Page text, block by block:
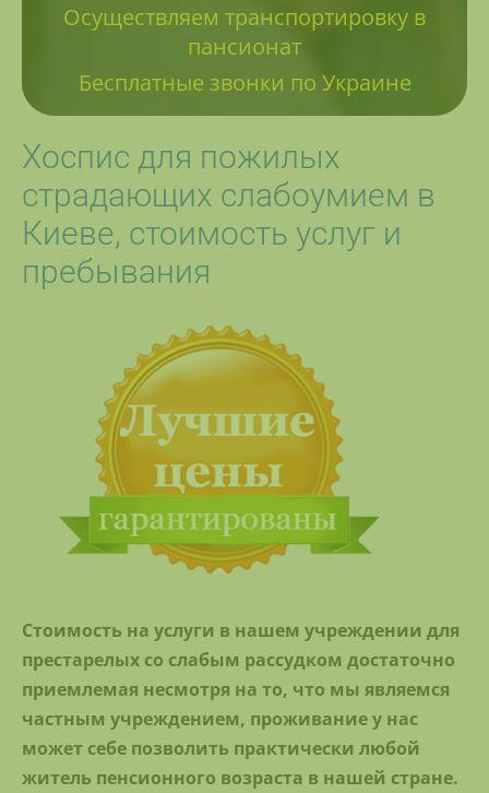
Осуществляем транспортировку в
пансионат
Бесплатные звонки по Украине
Хоспис для пожилых
страдающих слабоумием в
Киеве, стоимость услуг и
пребывания
Стоимость на услуги в нашем учреждении для
престарелых со слабым рассудком достаточно
приемлемая несмотря на то, что мы являемся
частным учреждением, проживание у нас
может себе позволить практически любой
житель пенсионного возраста в нашей стране.